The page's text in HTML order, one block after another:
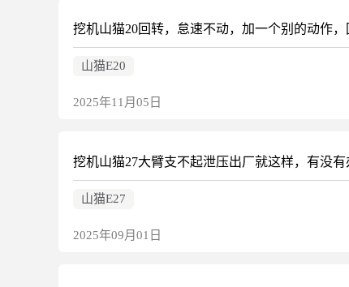
挖机山猫20回转，怠速不动，加一个别的动作
山猫E20
2025年11月05日
挖机山猫27大臂支不起泄压出厂就这样，有没
山猫E27
2025年09月01日